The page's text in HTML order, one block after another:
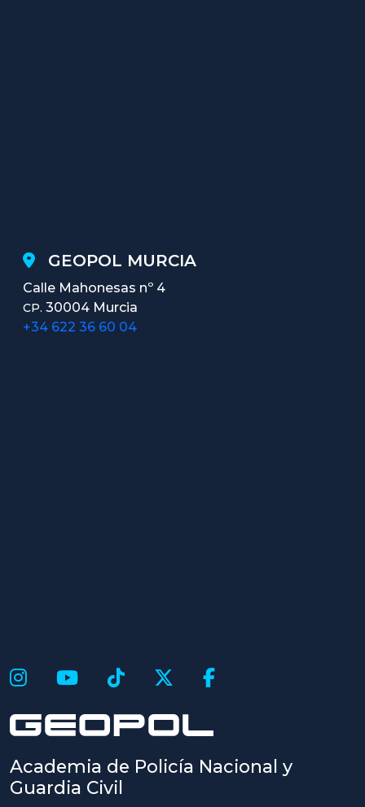
GEOPOL MURCIA
Calle Mahonesas nº 4
CP. 30004 Murcia
+34 622 36 60 04
Academia de Policía Nacional y
Guardia Civil